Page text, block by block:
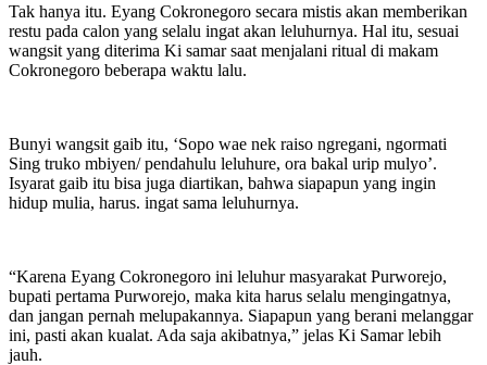
Tak hanya itu. Eyang Cokronegoro secara mistis akan memberikan
restu pada calon yang selalu ingat akan leluhurnya. Hal itu, sesuai
wangsit yang diterima Ki samar saat menjalani ritual di makam
Cokronegoro beberapa waktu lalu.
Bunyi wangsit gaib itu, ‘Sopo wae nek raiso ngregani, ngormati
Sing truko mbiyen/ pendahulu leluhure, ora bakal urip mulyo’.
Isyarat gaib itu bisa juga diartikan, bahwa siapapun yang ingin
hidup mulia, harus. ingat sama leluhurnya.
“Karena Eyang Cokronegoro ini leluhur masyarakat Purworejo,
bupati pertama Purworejo, maka kita harus selalu mengingatnya,
dan jangan pernah melupakannya. Siapapun yang berani melanggar
ini, pasti akan kualat. Ada saja akibatnya,” jelas Ki Samar lebih
jauh.